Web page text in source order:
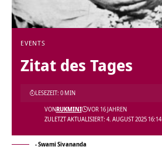
EVENTS
Zitat des Tages
ZULETZT AKTUALISIERT: 4. AUGUST 2025 16:14
VONRUKMINI VOR 16 JAHREN
LESEZEIT: 0 MIN
- Swami Sivananda